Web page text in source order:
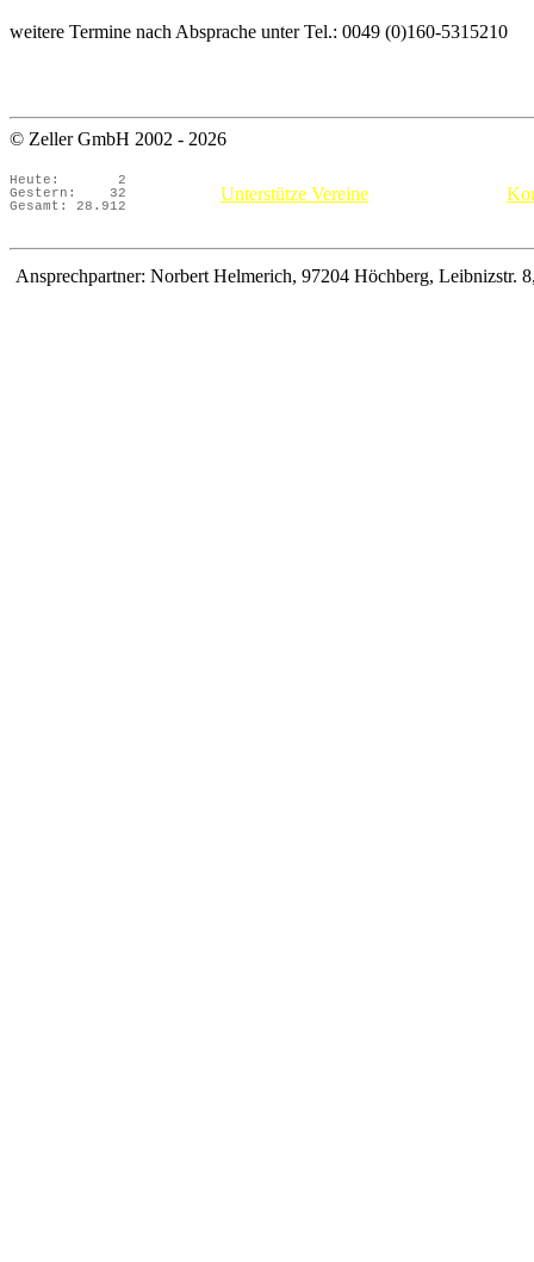
weitere Termine nach Absprache unter Tel.: 0049 (0)160-5315210
© Zeller GmbH 2002 - 2026
Heute:
2
Gestern:
32
Gesamt:
28.912
Unterstütze Vereine
Ansprechpartner: Norbert Helmerich, 97204 Höchberg, Leibnizstr.